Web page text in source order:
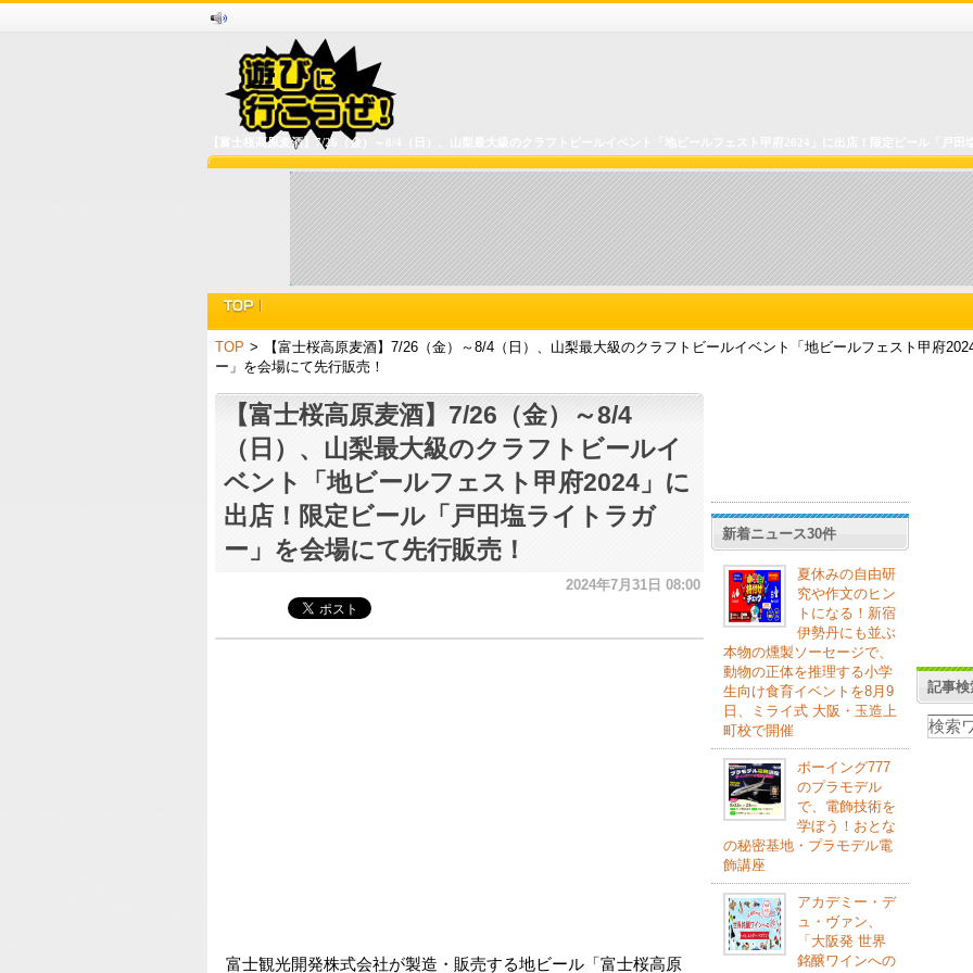
【富士桜高原麦酒】7/26（金）～8/4（日）、山梨最大級のクラフトビールイベント「地ビールフェスト甲府2024」に出店！限定ビール「戸田
TOP >
【富士桜高原麦酒】7/26（金）～8/4（日）、山梨最大級のクラフトビールイベント「地ビールフェスト甲府
ー」を会場にて先行販売！
【富士桜高原麦酒】7/26（金）～8/4
（日）、山梨最大級のクラフトビールイ
ベント「地ビールフェスト甲府2024」に
出店！限定ビール「戸田塩ライトラガ
ー」を会場にて先行販売！
2024年7月31日 08:00
富士観光開発株式会社が製造・販売する地ビール「富士桜高原
新着ニュース30件
夏休みの自由研
究や作文のヒン
トになる！新宿
伊勢丹にも並ぶ
本物の燻製ソーセージで、
動物の正体を推理する小学
生向け食育イベントを8月9
日、ミライ式 大阪・玉造上
町校で開催
ボーイング777
のプラモデル
で、電飾技術を
学ぼう！おとな
の秘密基地・プラモデル電
飾講座
アカデミー・デ
ュ・ヴァン、
「大阪発 世界
銘醸ワインへの
記事検